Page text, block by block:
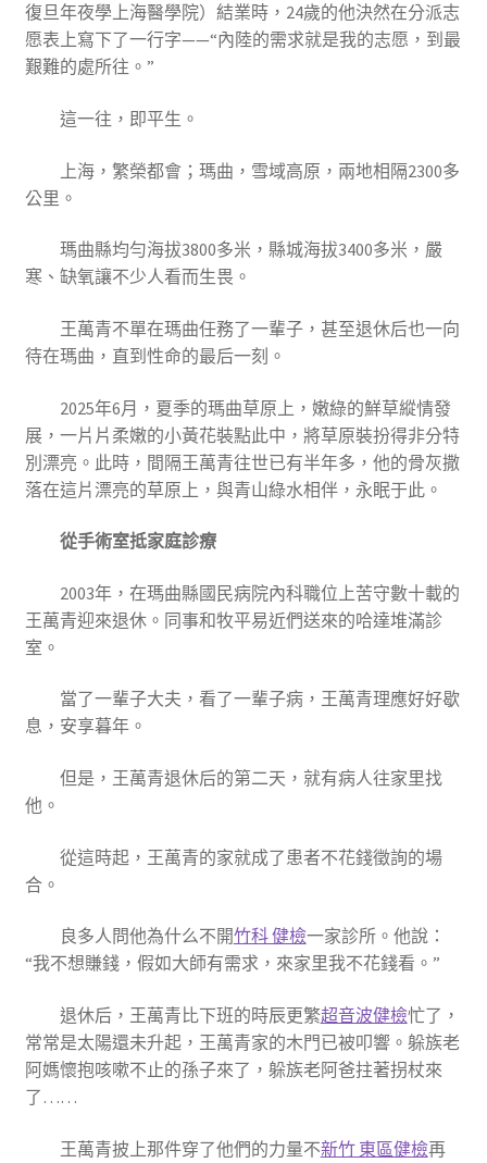
復旦年夜學上海醫學院）結業時，24歲的他決然在分派志
愿表上寫下了一行字——“內陸的需求就是我的志愿，到最
艱難的處所往。”
這一往，即平生。
上海，繁榮都會；瑪曲，雪域高原，兩地相隔2300多
公里。
瑪曲縣均勻海拔3800多米，縣城海拔3400多米，嚴
寒、缺氧讓不少人看而生畏。
王萬青不單在瑪曲任務了一輩子，甚至退休后也一向
待在瑪曲，直到性命的最后一刻。
2025年6月，夏季的瑪曲草原上，嫩綠的鮮草縱情發
展，一片片柔嫩的小黃花裝點此中，將草原裝扮得非分特
別漂亮。此時，間隔王萬青往世已有半年多，他的骨灰撒
落在這片漂亮的草原上，與青山綠水相伴，永眠于此。
從手術室抵家庭診療
2003年，在瑪曲縣國民病院內科職位上苦守數十載的
王萬青迎來退休。同事和牧平易近們送來的哈達堆滿診
室。
當了一輩子大夫，看了一輩子病，王萬青理應好好歇
息，安享暮年。
但是，王萬青退休后的第二天，就有病人往家里找
他。
從這時起，王萬青的家就成了患者不花錢徵詢的場
合。
良多人問他為什么不開竹科 健檢一家診所。他說：
“我不想賺錢，假如大師有需求，來家里我不花錢看。”
退休后，王萬青比下班的時辰更繁超音波健檢忙了，
常常是太陽還未升起，王萬青家的木門已被叩響。躲族老
阿媽懷抱咳嗽不止的孫子來了，躲族老阿爸拄著拐杖來
了……
王萬青披上那件穿了他們的力量不新竹 東區健檢再